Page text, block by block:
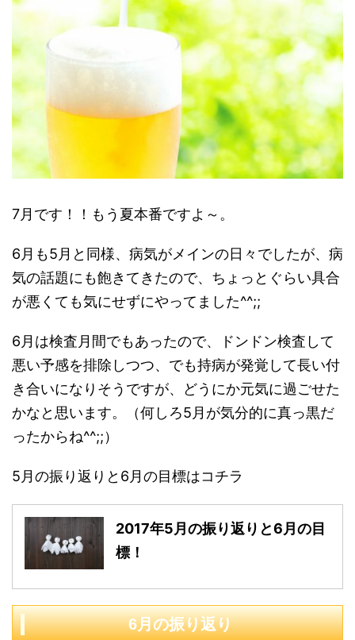
7月です！！もう夏本番ですよ～。
6月も5月と同様、病気がメインの日々でしたが、病
気の話題にも飽きてきたので、ちょっとぐらい具合
が悪くても気にせずにやってました^^;;
6月は検査月間でもあったので、ドンドン検査して
悪い予感を排除しつつ、でも持病が発覚して長い付
き合いになりそうですが、どうにか元気に過ごせた
かなと思います。（何しろ5月が気分的に真っ黒だ
ったからね^^;;）
5月の振り返りと6月の目標はコチラ
2017年5月の振り返りと6月の目
標！
6月の振り返り